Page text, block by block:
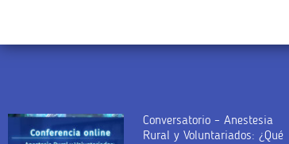
Conversatorio – Anestesia
Rural y Voluntariados: ¿Qué